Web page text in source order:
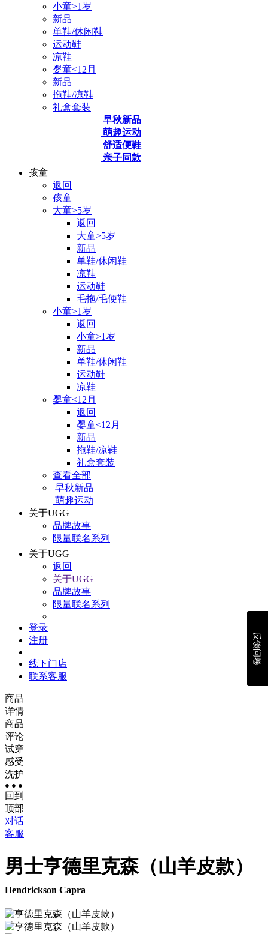
小童>1岁
新品
单鞋/休闲鞋
运动鞋
凉鞋
婴童<12月
新品
拖鞋/凉鞋
礼盒套装
早秋新品
萌趣运动
舒适便鞋
亲子同款
孩童
返回
孩童
大童>5岁
返回
大童>5岁
新品
单鞋/休闲鞋
凉鞋
运动鞋
毛拖/毛便鞋
小童>1岁
返回
小童>1岁
新品
单鞋/休闲鞋
运动鞋
凉鞋
婴童<12月
返回
婴童<12月
新品
拖鞋/凉鞋
礼盒套装
查看全部
早秋新品
萌趣运动
关于UGG
品牌故事
限量联名系列
关于UGG
返回
关于UGG
品牌故事
限量联名系列
登录
注册
线下门店
联系客服
商品
详情
商品
评论
试穿
感受
洗护
● ● ●
回到
顶部
对话
客服
男士亨德里克森（山羊皮款）
Hendrickson Capra
反馈问卷